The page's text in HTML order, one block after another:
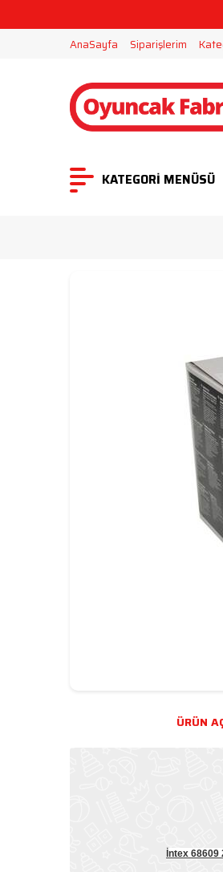
2000 TL
AnaSayfa
Siparişlerim
KATEGORİ MENÜSÜ
ÜRÜN
İntex 68609